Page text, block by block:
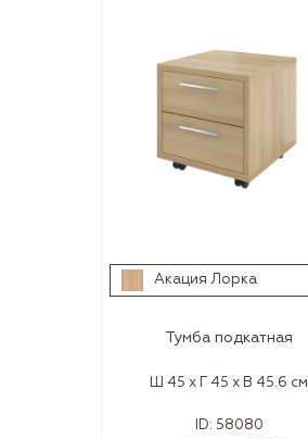
Акация Лорка
Тумба подкатная
Ш 45 x Г 45 x В 45.6 см
ID: 58080